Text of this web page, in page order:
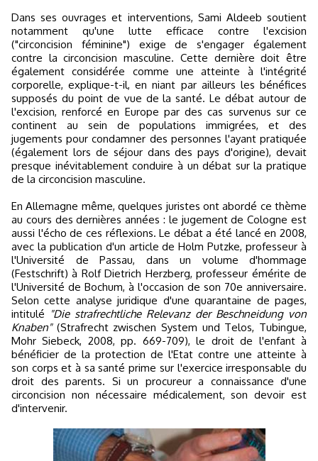
Dans ses ouvrages et interventions, Sami Aldeeb soutient
notamment qu'une lutte efficace contre l'excision
("circoncision féminine") exige de s'engager également
contre la circoncision masculine. Cette dernière doit être
également considérée comme une atteinte à l'intégrité
corporelle, explique-t-il, en niant par ailleurs les bénéfices
supposés du point de vue de la santé. Le débat autour de
l'excision, renforcé en Europe par des cas survenus sur ce
continent au sein de populations immigrées, et des
jugements pour condamner des personnes l'ayant pratiquée
(également lors de séjour dans des pays d'origine), devait
presque inévitablement conduire à un débat sur la pratique
de la circoncision masculine.
En Allemagne même, quelques juristes ont abordé ce thème
au cours des dernières années : le jugement de Cologne est
aussi l'écho de ces réflexions. Le débat a été lancé en 2008,
avec la publication d'un article de Holm Putzke, professeur à
l'Université de Passau, dans un volume d'hommage
(Festschrift) à Rolf Dietrich Herzberg, professeur émérite de
l'Université de Bochum, à l'occasion de son 70e anniversaire.
Selon cette analyse juridique d'une quarantaine de pages,
intitulé "Die strafrechtliche Relevanz der Beschneidung von
Knaben"(Strafrecht zwischen System und Telos, Tubingue,
Mohr Siebeck, 2008, pp. 669-709), le droit de l'enfant à
bénéficier de la protection de l'Etat contre une atteinte à
son corps et à sa santé prime sur l'exercice irresponsable du
droit des parents. Si un procureur a connaissance d'une
circoncision non nécessaire médicalement, son devoir est
d'intervenir.